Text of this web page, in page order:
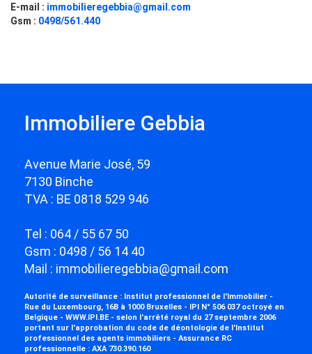
E-mail : immobilieregebbia@gmail.com
Gsm : 0498/561.440
Immobiliere Gebbia
Avenue Marie José, 59
7130 Binche
TVA : BE 0818 529 946
Tel : 064 / 55 67 50
Gsm : 0498 / 56 14 40
Mail : immobilieregebbia@gmail.com
Autorité de surveillance : Institut professionnel de l'Immobilier -
Rue du Luxembourg, 16B à 1000 Bruxelles - IPI N° 506 037 octroyé en
Belgique - WWW.IPI.BE - selon l'arrêté royal du 27 septembre 2006
portant sur l'approbation du code de déontologie de l'Institut
professionnel des agents immobiliers - Assurance RC
professionnelle : AXA 730.390.160